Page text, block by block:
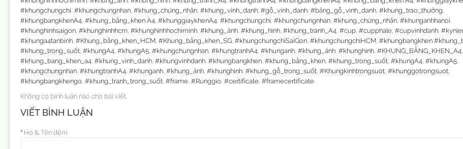
#khungchungchi, #khungchungnhan, #khung_chứng_nhận, #khung_vinh_danh, #gỗ_vinh_danh, #bảng_gỗ_vinh_danh, #khung_trao_thưởng,
#khungbangkhenA4, #khung_bằng_khen A4, #khunggiaykhenA4, #khungchungchi, #khungchungnhan, #khung_chứng_nhận, #khunganhhanoi,
#khunghinhsaigon, #khunghinhhcm, #khunghinhhochiminh, #khung_ảnh, #khung_hình, #khung_tranh_A4, #cup, #cupphale, #cupvinhdanh,
#khunga4tanbinh, #Khung_bằng_khen_HCM, #Khung_bằng_khen_SG, #khungchungchiSaiGon, #khungchungchiHCM, #khungbangkhen
#khung_trong_suốt, #khungA4, #khungA5, #khungchungnhan, #khungtranhA4, #khunganh, #khung_ảnh, #khunghinh, #KHUNG_BẰNG_KHEN_A4,
#khung_bang_khen_a4, #khung_vinh_danh, #khungvinhdanh, #khungbangkhen, #khung_bằng_khen, #khung_trong_suốt, #khungA4, #khungA5,
#khungchungnhan, #khungtranhA4, #khunganh, #khung_ảnh, #khunghinh, #khung_gỗ_trong_suốt, #Khungkinhtrongsuot, #khunggotrongsuot,
#khungbangkhengo, #khung_tranh_trong_suốt, #frame, #Runggio, #certificate, #framecertificate
Không có bình luận nào cho bài viết.
VIẾT BÌNH LUẬN
Họ & Tên đệm